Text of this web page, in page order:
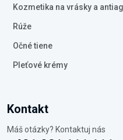
Kozmetika na vrásky a
Rúže
Očné tiene
Pleťové krémy
Kontakt
Máš otázky? Kontaktuj nás